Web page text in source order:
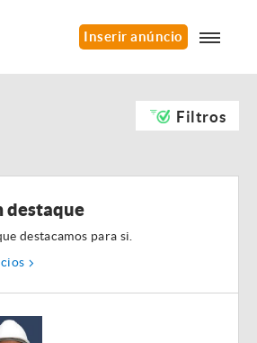
Inserir anúncio
Filtros
destaque
destacamos para si.